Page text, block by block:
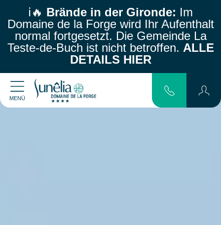
ℹ️🔥 Brände in der Gironde: Im
Domaine de la Forge wird Ihr Aufenthalt
normal fortgesetzt. Die Gemeinde La
Teste-de-Buch ist nicht betroffen. ALLE
DETAILS HIER
MENÜ